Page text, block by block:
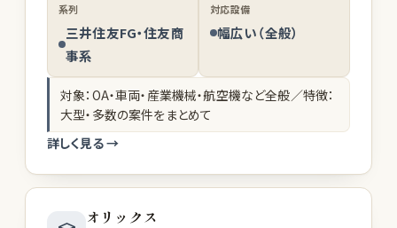
系列
三井住友FG・住友商
事系
対応設備
幅広い（全般）
対象：OA・車両・産業機械・航空機など全般／特徴：
大型・多数の案件をまとめて
詳しく見る →
オリックス